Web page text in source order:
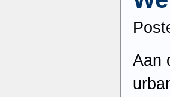
Aan